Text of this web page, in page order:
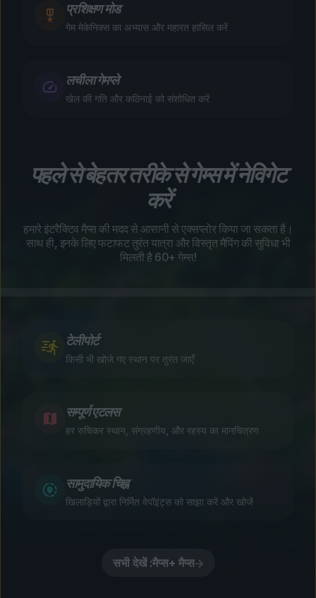
प्रशिक्षण मोड
गेम मेकेनिक्स का अभ्यास और महारत हासिल करें
लचीला गेमप्ले
खेल की गति और कठिनाई को संशोधित करें
पहले से बेहतर तरीके से गेम्स में नेविगेट
करें
हमारे इंटरैक्टिव मैप्स की मदद से आसानी से एक्सप्लोर किया जा सकता है।
साथ ही, इनके लिए फटाफट तुरंत यात्रा और विस्तृत मैपिंग की सुविधा भी
मिलती है 60+ गेम्स!
टेलीपोर्ट
किसी भी खोजे गए स्थान पर तुरंत जाएँ
सम्पूर्ण एटलस
हर रुचिकर स्थान, संग्रहणीय, और रहस्य का मानचित्रण
सामुदायिक चिह्न
खिलाड़ियों द्वारा निर्मित वेपॉइंट्स को साझा करें और खोजें
सभी देखें :मैप्स+ मैप्स